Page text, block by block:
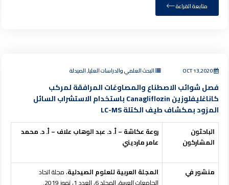
متابعة القراءة
OCT 13,2020 البحث العلمي والدراسات العليا, الصيدلة
فصل شوائب الاصطناع والمصاوغات المرافقة لمركب
كاناغليفلوزين Canagliflozin باستخدام الاستشراب السائل
المزود بمكشاف طيف الكتلة LC-MS
الباحثون
المشاركون
روعة عكاشة – أ. د. عبد الوهاب علاف – أ. د. محمد
عامر مارديني
منشور في المجلة العربية للعلوم الصيدلية، مجلة اتحاد
الجامعات العربية، المجلد 6، العدد 1، تموز 2019.